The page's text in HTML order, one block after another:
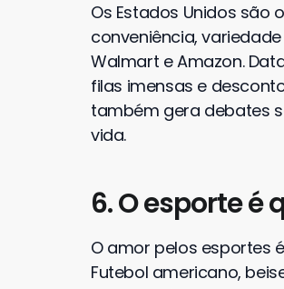
Os Estados Unidos são
conveniência,
Walmart e Amazon.
filas imensas e
também gera debates
vida.
6. O esporte é
O amor pelos esportes
Futebol americano,